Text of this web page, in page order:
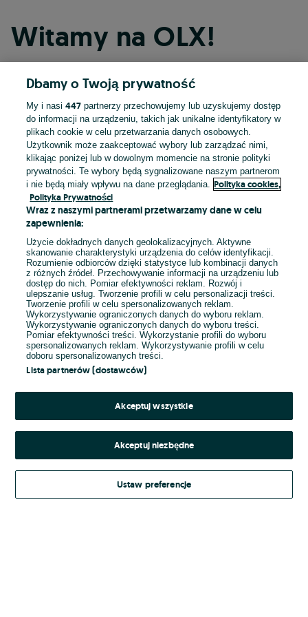
Witamy na OLX!
Kontynuuj przez Facebooka
Kontynuuj przez konto Apple
Kontynuuj przez konto Google
LUB
E-mail
Hasło
Kontynuując za pośrednictwem jednego z dostawców wskazanych powyżej,
Regulamin serwisu OLX.pl w jego aktualnym brzmieniu.
Dbamy o Twoją prywatność
My i nasi447 partnerzy przechowujemy lub uzyskujemy dostęp
do informacji na urządzeniu, takich jak unikalne identyfikatory w
plikach cookie w celu przetwarzania danych osobowych.
Użytkownik może zaakceptować wybory lub zarządzać nimi,
klikając poniżej lub w dowolnym momencie na stronie polityki
prywatności. Te wybory będą sygnalizowane naszym partnerom
i nie będą miały wpływu na dane przeglądania.
Polityka cookies,
Polityka Prywatności
Wraz z naszymi partnerami przetwarzamy dane w celu
zapewnienia:
Użycie dokładnych danych geolokalizacyjnych. Aktywne
skanowanie charakterystyki urządzenia do celów identyfikacji.
Rozumienie odbiorców dzięki statystyce lub kombinacji danych
z różnych źródeł. Przechowywanie informacji na urządzeniu lub
dostęp do nich. Pomiar efektywności reklam. Rozwój i
ulepszanie usług. Tworzenie profili w celu personalizacji treści.
Tworzenie profili w celu spersonalizowanych reklam.
Wykorzystywanie ograniczonych danych do wyboru reklam.
Wykorzystywanie ograniczonych danych do wyboru treści.
Pomiar efektywności treści. Wykorzystanie profili do wyboru
spersonalizowanych reklam. Wykorzystywanie profili w celu
doboru spersonalizowanych treści.
Lista partnerów (dostawców)
Akceptuj wszystkie
Akceptuj niezbędne
Ustaw preferencje